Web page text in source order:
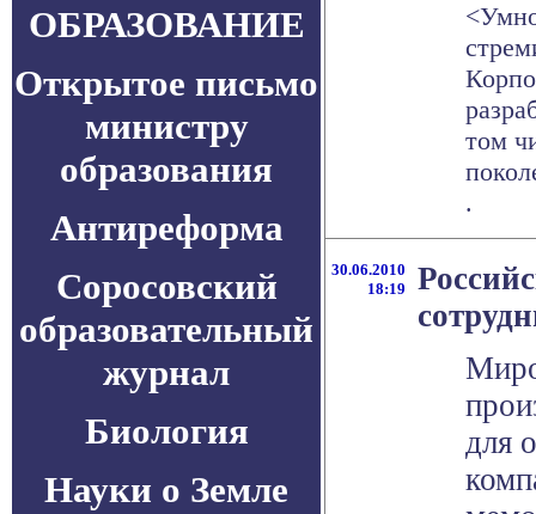
ОБРАЗОВАНИЕ
Открытое письмо
министру
образования
Антиреформа
Соросовский
образовательный
журнал
Биология
Науки о Земле
том
.
30.06.2010
18:19
для